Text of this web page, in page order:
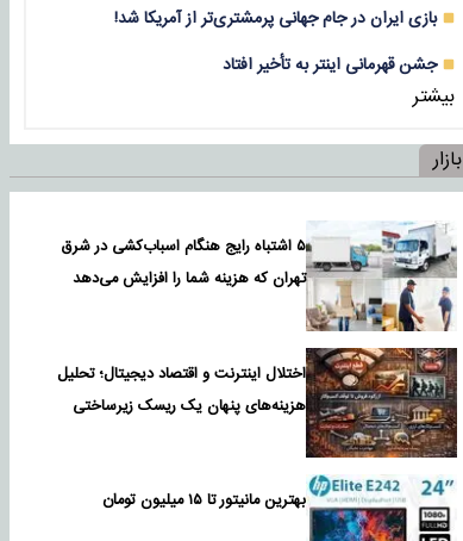
بازی‌ ایران در جام جهانی پرمشتری‌تر از آمریکا شد!
جشن قهرمانی اینتر به تأخیر افتاد
بیشتر
بازار
۵ اشتباه رایج هنگام اسباب‌کشی در شرق
تهران که هزینه شما را افزایش می‌دهد
اختلال اینترنت و اقتصاد دیجیتال؛ تحلیل
هزینه‌های پنهان یک ریسک زیرساختی
بهترین مانیتور تا ۱۵ میلیون تومان